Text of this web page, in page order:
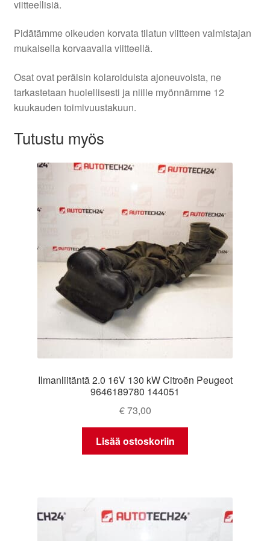
viitteellisiä.
Pidätämme oikeuden korvata tilatun viitteen valmistajan
mukaisella korvaavalla viitteellä.
Osat ovat peräisin kolaroiduista ajoneuvoista, ne
tarkastetaan huolellisesti ja niille myönnämme 12
kuukauden toimivuustakuun.
Tutustu myös
Ilmanliitäntä 2.0 16V 130 kW Citroën Peugeot
9646189780 144051
€73,00
Lisää ostoskoriin